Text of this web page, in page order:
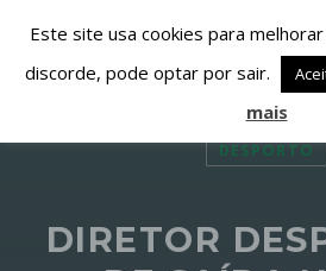
DESPORTO
DIRETOR
Este site usa cookies para
discorde, pode optar por sair.
mais